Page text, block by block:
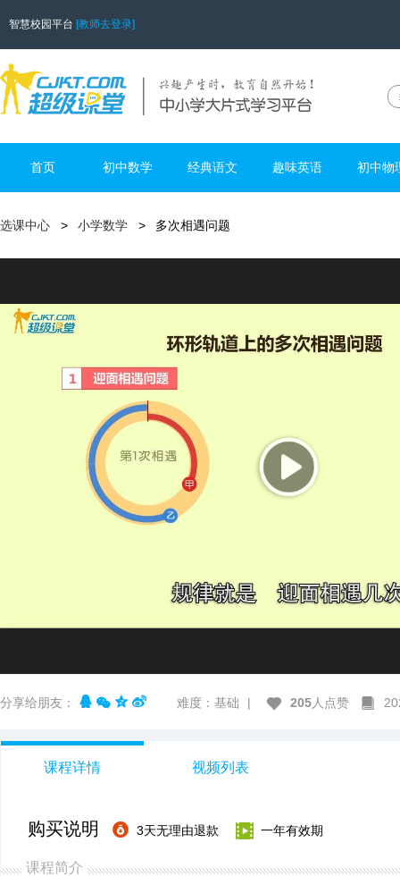
智慧校园平台 [教师去登录]
首页 初中数学 经典语文 趣味英语 初中物
选课中心 小学数学 多次相遇问题
分享给朋友： 难度：基础 | 205人点赞
课程详情 视频列表
购买说明 3天无理由退款 一年有效期
课程简介